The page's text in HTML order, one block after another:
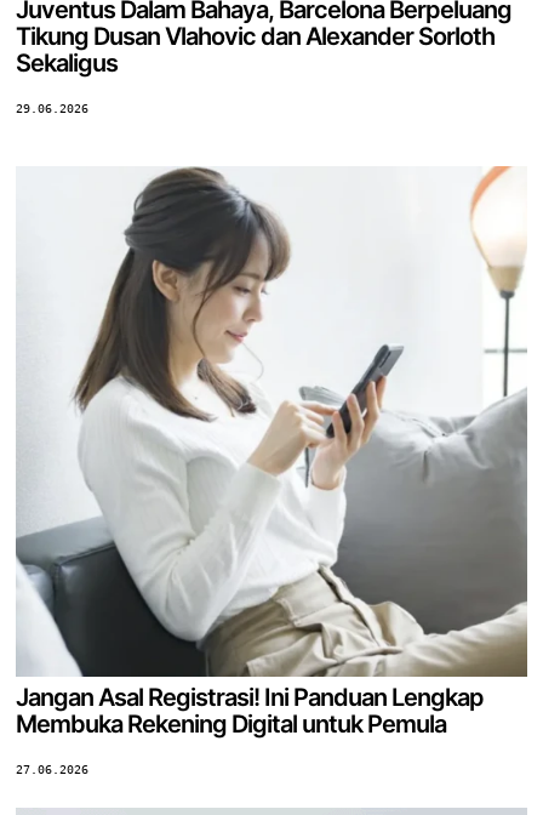
Juventus Dalam Bahaya, Barcelona Berpeluang
Tikung Dusan Vlahovic dan Alexander Sorloth
Sekaligus
29.06.2026
Jangan Asal Registrasi! Ini Panduan Lengkap
Membuka Rekening Digital untuk Pemula
27.06.2026